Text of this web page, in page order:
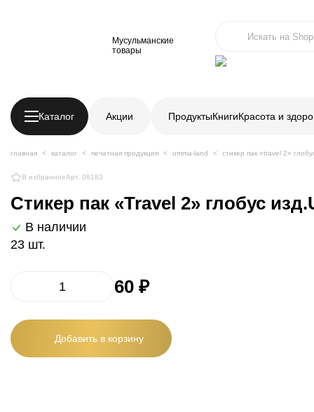
Мусульманские
товары
Каталог Акции ПродуктыКнигиКрасота и
главная каталог печатная продукция umma-land стикер пак «travel 2»
В избранноеАрт. 08183
Стикер пак «Travel 2» глобус
В наличии
23 шт.
60 ₽
Добавить в корзину